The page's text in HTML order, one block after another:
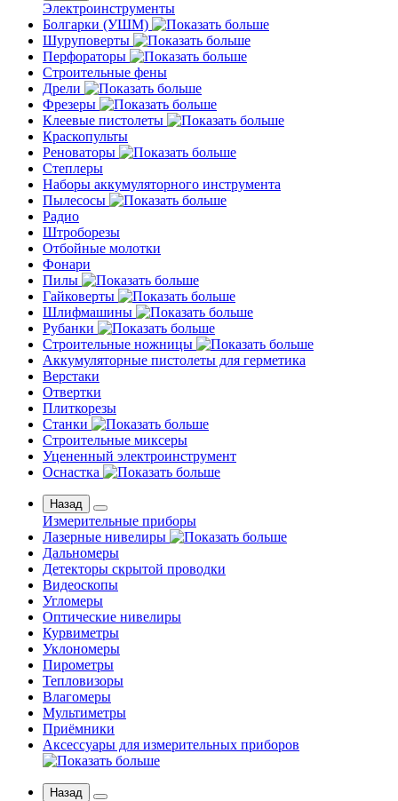
Электроинструменты
Болгарки (УШМ)
Шуруповерты
Перфораторы
Строительные фены
Дрели
Фрезеры
Клеевые пистолеты
Краскопульты
Реноваторы
Степлеры
Наборы аккумуляторного инструмента
Пылесосы
Радио
Штроборезы
Отбойные молотки
Фонари
Пилы
Гайковерты
Шлифмашины
Рубанки
Строительные ножницы
Аккумуляторные пистолеты для герметика
Верстаки
Отвертки
Плиткорезы
Станки
Строительные миксеры
Уцененный электроинструмент
Оснастка
Назад
Измерительные приборы
Лазерные нивелиры
Дальномеры
Детекторы скрытой проводки
Видеоскопы
Угломеры
Оптические нивелиры
Курвиметры
Уклономеры
Пирометры
Тепловизоры
Влагомеры
Мультиметры
Приёмники
Аксессуары для измерительных приборов
Назад